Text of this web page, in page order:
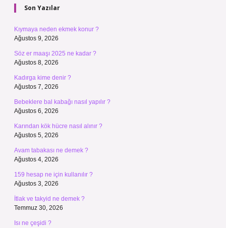
Son Yazılar
Kıymaya neden ekmek konur ?
Ağustos 9, 2026
Söz er maaşı 2025 ne kadar ?
Ağustos 8, 2026
Kadırga kime denir ?
Ağustos 7, 2026
Bebeklere bal kabağı nasıl yapılır ?
Ağustos 6, 2026
Karından kök hücre nasıl alınır ?
Ağustos 5, 2026
Avam tabakası ne demek ?
Ağustos 4, 2026
159 hesap ne için kullanılır ?
Ağustos 3, 2026
İtlak ve takyid ne demek ?
Temmuz 30, 2026
Isı ne çeşidi ?